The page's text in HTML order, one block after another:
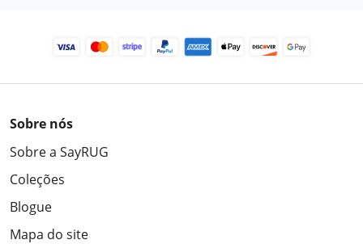
Sobre nós
Sobre a SayRUG
Coleções
Blogue
Mapa do site